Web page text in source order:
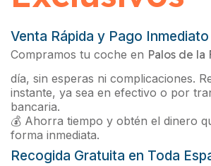
Venta Rápida y Pago Inmediato
Compramos tu coche en Palos de la
día, sin esperas ni complicaciones.
instante, ya sea en efectivo o por
bancaria.
💰 Ahorra tiempo y obtén el dinero
forma inmediata.
Recogida Gratuita en Toda